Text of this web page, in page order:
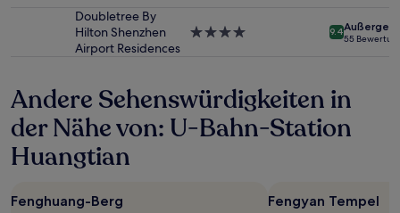
zusätzliche
Bedingungen
Doubletree By
Hilton Shenzhen
Airport Residences
4.0-
9.4
55
Andere Sehenswürdigkeiten in
der Nähe von: U-Bahn-Station
Huangtian
Fenghuang-Berg Fengyan Tempel